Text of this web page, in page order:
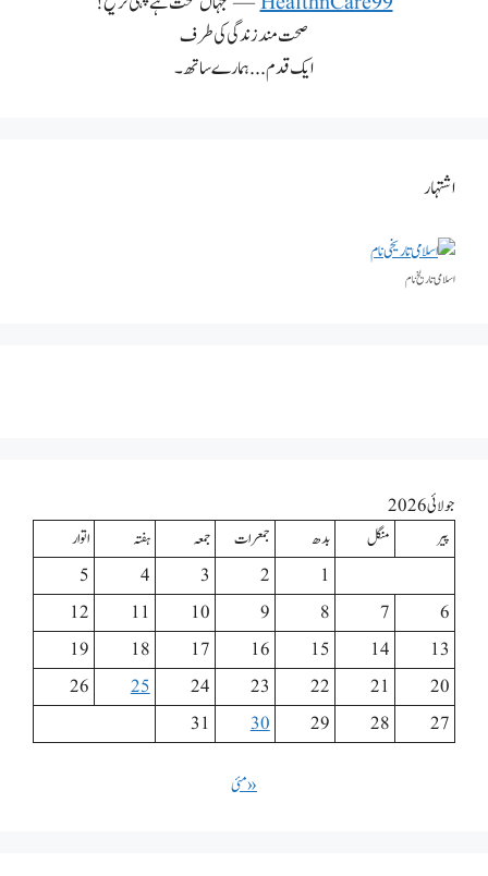
صحت مند زندگی کی طرف
ایک قدم... ہمارے ساتھ۔
اشتہار
اسلامی تاریخٰ نام
جولائی 2026
پیر
منگل بدھ جمعرات جمعہ ہفتہ
اتوار
1
2
3
4
5
6
7
8
9
10
11
12
13
14
15
16
17
18
19
20
21
22
23
24
25
26
27
28
29
30
31
« مئی